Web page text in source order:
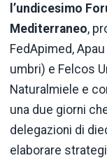
l’undicesimo
Mediterraneo,
FedApimed,
umbri) e Felcos
Naturalmiele e
una due giorni
delegazioni di
elaborare